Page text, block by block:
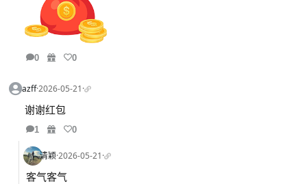
0 0
azff·2026-05-21·
谢谢红包
1 0
清颖·2026-05-21·
客气客气